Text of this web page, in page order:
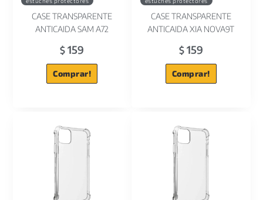
CASE TRANSPARENTE
ANTICAIDA SAM A72
$ 159
Comprar!
CASE TRANSPARENTE
ANTICAIDA XIA NOVA9T
$159
Comprar!